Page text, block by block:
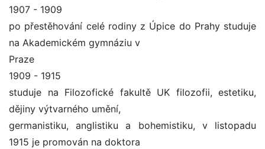
1907 - 1909
po přestěhování celé rodiny z Úpice do Prahy studuje
na Akademickém gymnáziu v
Praze
1909 - 1915
studuje na Filozofické fakultě UK filozofii, estetiku,
dějiny výtvarného umění,
germanistiku, anglistiku a bohemistiku, v listopadu
1915 je promován na doktora